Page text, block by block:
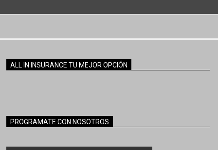
ALL IN INSURANCE TU MEJOR OPCIÓN
PROGRAMATE CON NOSOTROS